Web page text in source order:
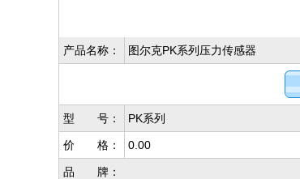
产品名称： 图尔克PK系列压力传感器
型 号： PK系列
价 格： 0.00
品 牌：